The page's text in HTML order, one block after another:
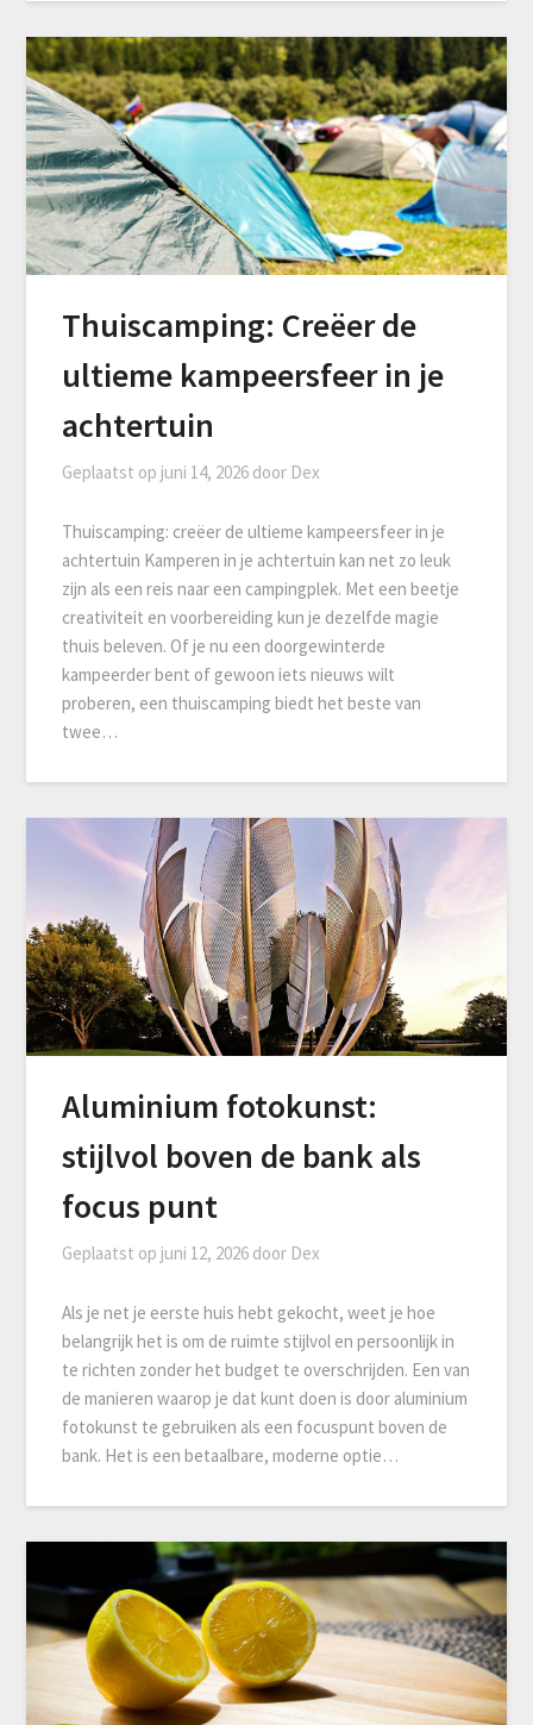
Thuiscamping: Creëer de
ultieme kampeersfeer in je
achtertuin
Geplaatst op juni 14, 2026 door Dex
Thuiscamping: creëer de ultieme kampeersfeer in je
achtertuin Kamperen in je achtertuin kan net zo leuk
zijn als een reis naar een campingplek. Met een beetje
creativiteit en voorbereiding kun je dezelfde magie
thuis beleven. Of je nu een doorgewinterde
kampeerder bent of gewoon iets nieuws wilt
proberen, een thuiscamping biedt het beste van
twee…
Aluminium fotokunst:
stijlvol boven de bank als
focus punt
Geplaatst op juni 12, 2026 door Dex
Als je net je eerste huis hebt gekocht, weet je hoe
belangrijk het is om de ruimte stijlvol en persoonlijk in
te richten zonder het budget te overschrijden. Een van
de manieren waarop je dat kunt doen is door aluminium
fotokunst te gebruiken als een focuspunt boven de
bank. Het is een betaalbare, moderne optie…